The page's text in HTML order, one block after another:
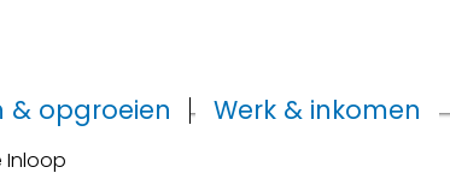
& opgroeien Werk & inkomen
Inloop